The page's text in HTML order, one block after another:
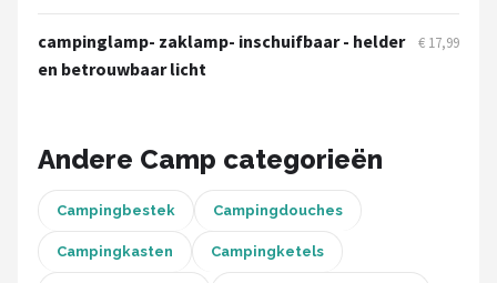
Quechua
campinglamp- zaklamp- inschuifbaar - helder
en betrouwbaar licht
€ 17,99
Andere Camp categorieën
Campingbestek Campingdouches
Campingkasten Campingketels